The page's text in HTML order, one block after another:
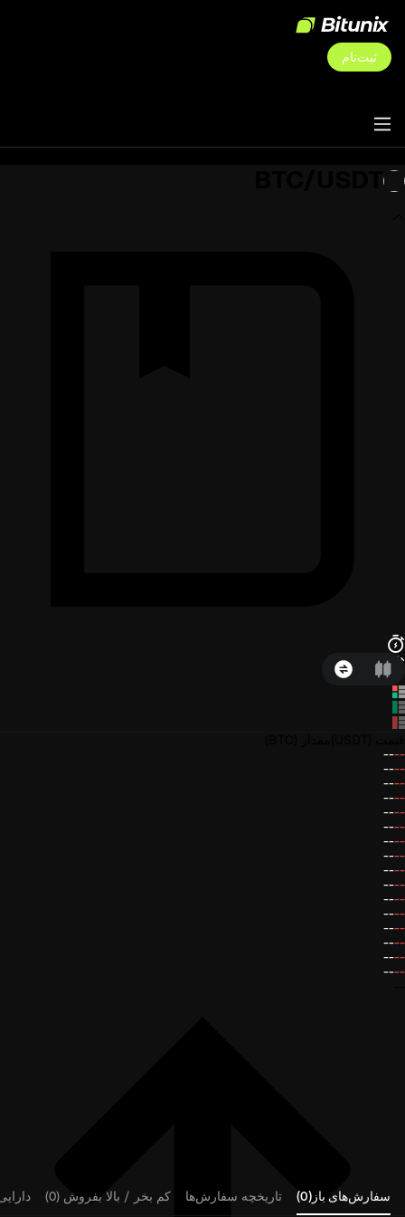
ثبت‌نام
--
--
--
--
--
--
--
--
--
--
--
--
--
--
--
--
--
--
--
--
--
--
--
--
--
--
--
--
--
--
--
--
سفارش‌های باز(0) تاریخچه سفارش‌ها کم بخر / بالا بفروش (0)